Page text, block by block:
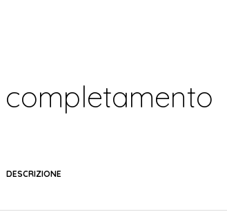
DESCRIZIONE